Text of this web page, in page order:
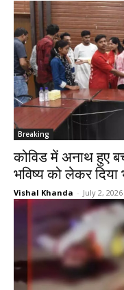
Breaking
कोविड में अनाथ हुए
भविष्य को लेकर दिया
Vishal Khanda - July 2, 2026